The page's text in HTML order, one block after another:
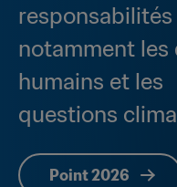
responsabilités
notamment les
humains et les
questions
Point 2026